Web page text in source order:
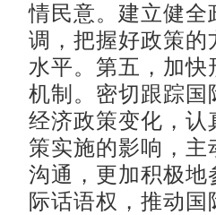
情民意。建立健
调，把握好政策
水平。第五，加
机制。密切跟踪
经济政策变化，
策实施的影响，
沟通，更加积极
际话语权，推动